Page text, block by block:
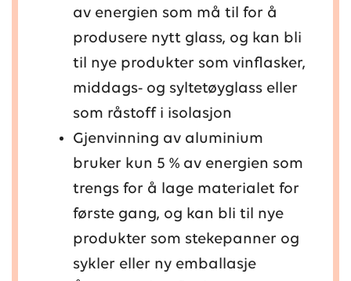
av energien som må til for å
produsere nytt glass, og kan bli
til nye produkter som vinflasker,
middags- og syltetøyglass eller
som råstoff i isolasjon
Gjenvinning av aluminium
bruker kun 5 % av energien som
trengs for å lage materialet for
første gang, og kan bli til nye
produkter som stekepanner og
sykler eller ny emballasje